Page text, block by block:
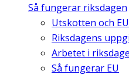
Så fungerar riksdagen
Utskotten och
Riksdagens
Arbetet i
Så fungerar EU